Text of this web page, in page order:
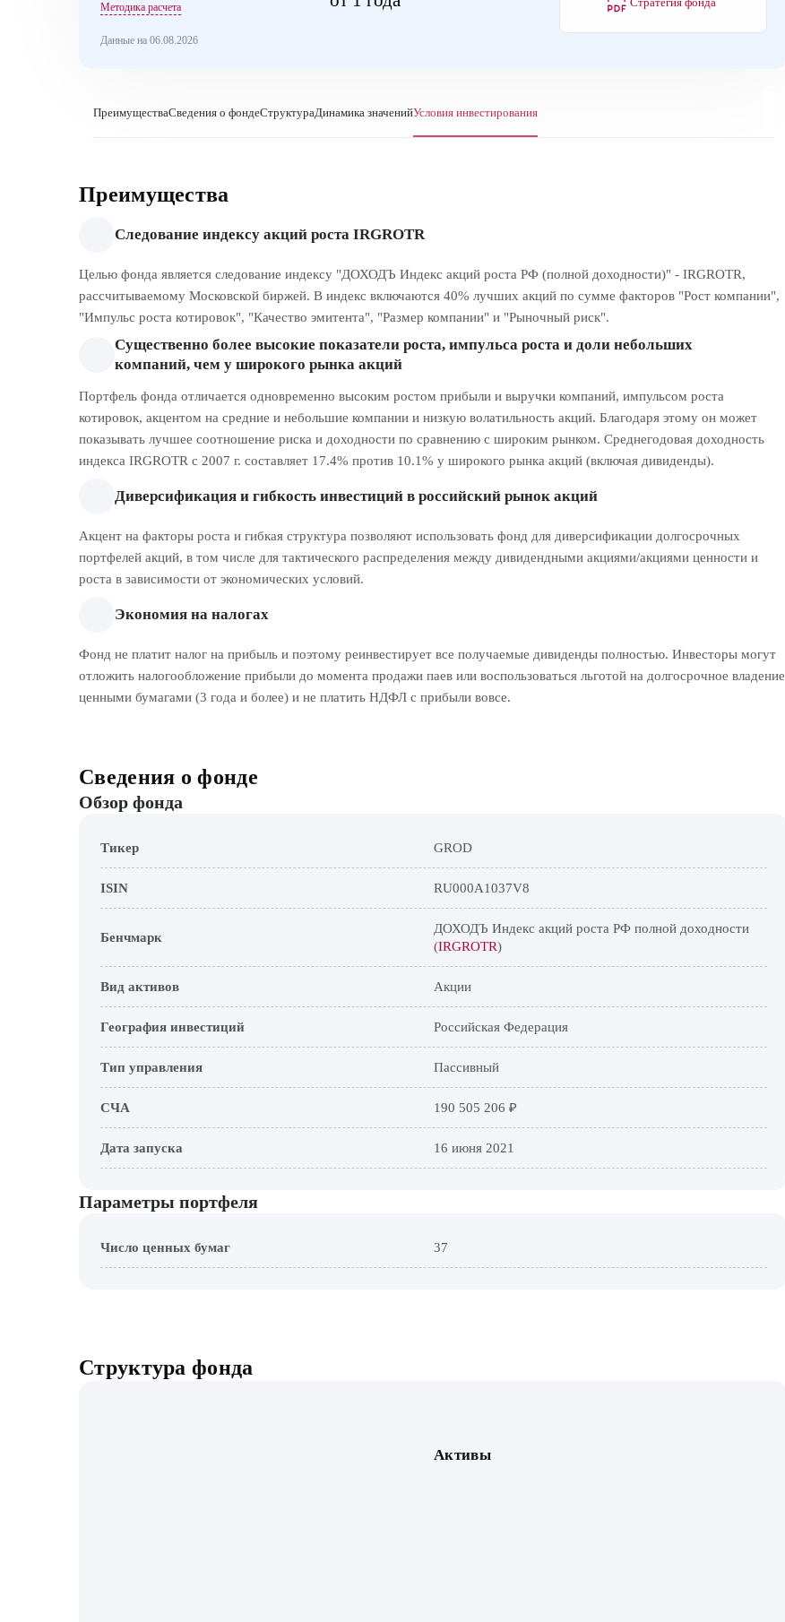
Данные на 06.08.2026
Методика расчета
ПреимуществаСведения о фондеСтруктураДинамика значенийУсловия инвестирования
Преимущества
Следование индексу акций роста IRGROTR
Целью фонда является следование индексу "ДОХОДЪ Индекс акций роста РФ (полной доходности)" - IRGROTR,
рассчитываемому Московской биржей. В индекс включаются 40% лучших акций по сумме факторов "Рост компании",
"Импульс роста котировок", "Качество эмитента", "Размер компании" и "Рыночный риск".
Существенно более высокие показатели роста, импульса роста и доли небольших
компаний, чем у широкого рынка акций
Портфель фонда отличается одновременно высоким ростом прибыли и выручки компаний, импульсом роста
котировок, акцентом на средние и небольшие компании и низкую волатильность акций. Благодаря этому он может
показывать лучшее соотношение риска и доходности по сравнению с широким рынком. Среднегодовая доходность
индекса IRGROTR с 2007 г. составляет 17.4% против 10.1% у широкого рынка акций (включая дивиденды).
Диверсификация и гибкость инвестиций в российский рынок акций
Акцент на факторы роста и гибкая структура позволяют использовать фонд для диверсификации долгосрочных
портфелей акций, в том числе для тактического распределения между дивидендными акциями/акциями ценности и
роста в зависимости от экономических условий.
Экономия на налогах
Фонд не платит налог на прибыль и поэтому реинвестирует все получаемые дивиденды полностью. Инвесторы могут
отложить налогообложение прибыли до момента продажи паев или воспользоваться льготой на долгосрочное владение
ценными бумагами (3 года и более) и не платить НДФЛ с прибыли вовсе.
Сведения о фонде
Обзор фонда
Тикер GROD
ISIN RU000A1037V8
Бенчмарк
ДОХОДЪ Индекс акций роста РФ полной доходности
(IRGROTR)
Вид активов Акции
География инвестиций Российская Федерация
Тип управления Пассивный
СЧА 190 505 206 ₽
Дата запуска 16 июня 2021
Параметры портфеля
Число ценных бумаг 37
Структура фонда
Активы